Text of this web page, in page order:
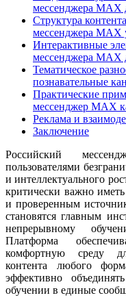
мессенджера MAX
Структура
мессенджера MAX
Интерактивные
мессенджера MAX
Тематическое
познавательные
Практические
мессенджер MAX
Реклама и
Заключение
Российский
пользователями
и интеллектуального
критически важно
и проверенным
становятся главным
непрерывному
Платформа
комфортную среду
контента любого
эффективно
обучении в единые